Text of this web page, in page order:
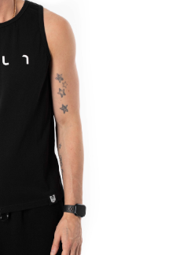
OVERSIZE
БЕЛЫЙ
₽
БЕЛЫЙ
/ ИЗДЕЛИЯ
48(L) 50(XL)